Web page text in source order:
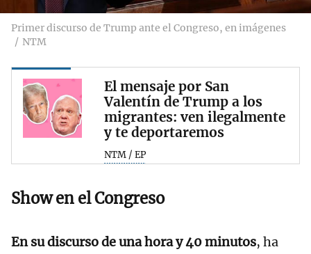
Primer discurso de Trump ante el Congreso, en imágenes
NTM
El mensaje por San
Valentín de Trump a los
migrantes: ven ilegalmente
y te deportaremos
NTM / EP
Show en el Congreso
En su discurso de una hora y 40 minutos, ha